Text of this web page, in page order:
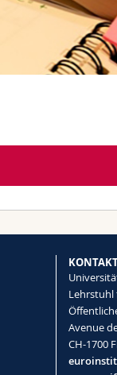
Lehrstuhl
Avenue
CH-1700